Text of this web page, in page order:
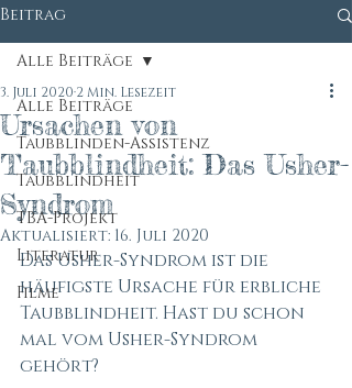
Beitrag
Alle Beiträge
Taubblinden-Assistenz
Taubblindheit
TBA-Projekt
Literatur
Filme
Alle Beiträge
Ursachen von
Taubblindheit: Das Usher-
Syndrom
3. Juli 2020 2 Min. Lesezeit
Aktualisiert: 16. Juli 2020
Das Usher-Syndrom ist die
häufigste Ursache für erbliche
Taubblindheit. Hast du schon
mal vom Usher-Syndrom
gehört?